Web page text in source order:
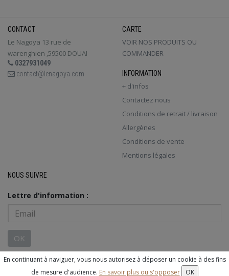
CONTACT
Le Nagoya 13 rue de
warenghien ,59500 DOUAI
0327931049
contact@lenagoya.com
CARTE
VOIR NOS PRODUITS OU
COMMANDER
INFORMATION
+ d'infos
Contactez nous
Conditions de retrait / livraison
Allergènes
Conditions de vente
Mentions légales
NOUS SUIVRE
Lettre d'information :
OK
© 2026 - Logiciel
SaasFood - Logiciel de gestion de commande sur
En continuant à naviguer, vous nous autorisez à déposer un cookie à des fins
de mesure d'audience. En savoir plus ou s'opposer OK